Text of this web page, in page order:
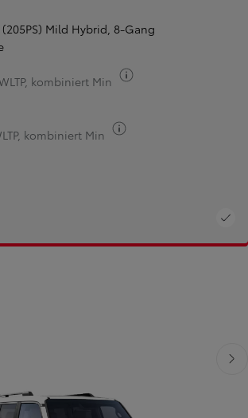
Mild Hybrid, 8-Gang
kombiniert Min
kombiniert Min